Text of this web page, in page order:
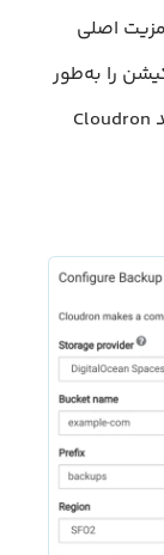
اصلی
را به‌طور
جداگانه بازیابی، کپی یا حتی به نصب جدید Cloudron